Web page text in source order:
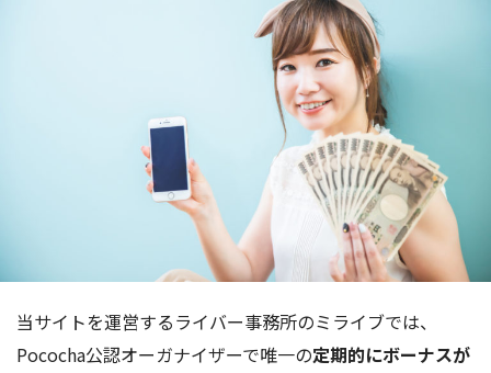
当サイトを運営するライバー事務所のミライブでは、
Pococha公認オーガナイザーで唯一の定期的にボーナスが